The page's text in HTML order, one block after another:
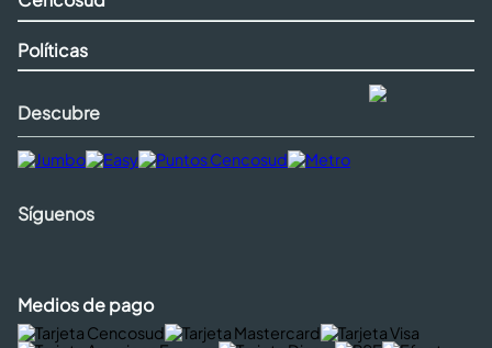
Políticas
Descubre
Síguenos
Medios de pago